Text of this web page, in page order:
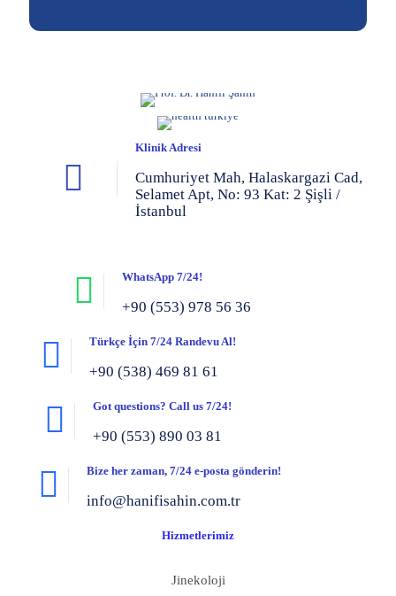
Klinik Adresi
Cumhuriyet Mah, Halaskargazi Cad,
Selamet Apt, No: 93 Kat: 2 Şişli /
İstanbul
WhatsApp 7/24!
+90 (553) 978 56 36
Türkçe İçin 7/24 Randevu Al!
+90 (538) 469 81 61
Got questions? Call us 7/24!
+90 (553) 890 03 81
Bize her zaman, 7/24 e-posta gönderin!
info@hanifisahin.com.tr
Hizmetlerimiz
Jinekoloji